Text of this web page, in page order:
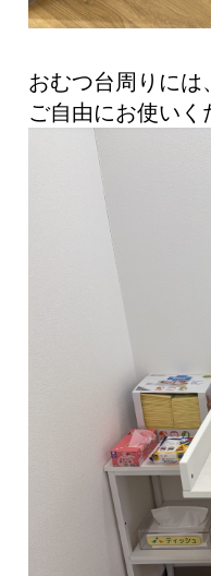
おむつ台周りに
ご自由にお使いく